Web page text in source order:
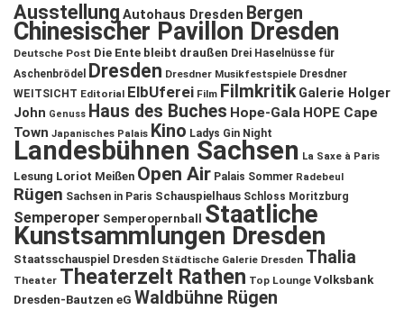
Ausstellung Autohaus Dresden Bergen
Chinesischer Pavillon Dresden
Deutsche Post Die Ente bleibt draußen Drei Haselnüsse für
Aschenbrödel
Dresden Dresdner Musikfestspiele Dresdner
WEITSICHT Editorial ElbUferei Film Filmkritik Galerie Holger
John Genuss Haus des Buches Hope-Gala HOPE Cape
Town Japanisches Palais Kino Ladys Gin Night
Landesbühnen Sachsen La Saxe à Paris
Lesung Loriot Meißen Open Air Palais Sommer Radebeul
Rügen Sachsen in Paris Schauspielhaus Schloss Moritzburg
Semperoper Semperopernball Staatliche
Kunstsammlungen Dresden
Staatsschauspiel Dresden Städtische Galerie Dresden Thalia
Theater Theaterzelt Rathen Top Lounge Volksbank
Dresden-Bautzen eG Waldbühne Rügen